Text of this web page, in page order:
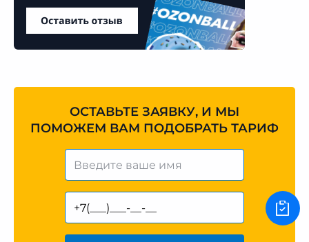
ОСТАВЬТЕ ЗАЯВКУ, И МЫ
ПОМОЖЕМ ВАМ ПОДОБРАТЬ ТАРИФ